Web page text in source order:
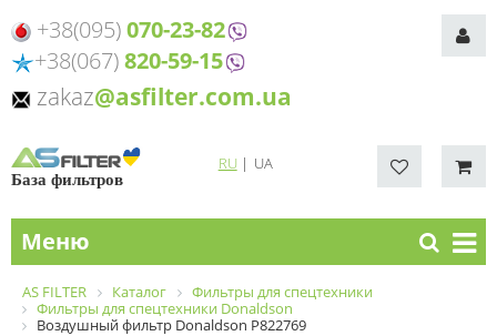
+38(095)070-23-82
+38(067)820-59-15
zakaz@asfilter.com.ua
База фильтров
RU| UA
Меню
AS FILTER Каталог
Фильтры для спецтехники
Фильтры для спецтехники Donaldson
Воздушный фильтр Donaldson P822769